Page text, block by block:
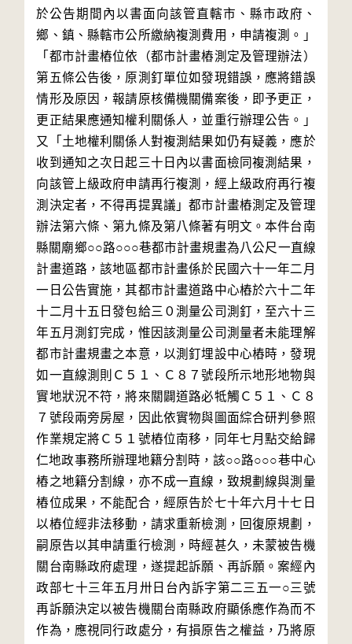
於公告期間內以書面向該管直轄市、縣市政府、
鄉、鎮、縣轄市公所繳納複測費用，申請複測。」
「都市計畫樁位依（都市計畫樁測定及管理辦法）
第五條公告後，原測釘單位如發現錯誤，應將錯誤
情形及原因，報請原核備機關備案後，即予更正，
更正結果應通知權利關係人，並重行辦理公告。」
又「土地權利關係人對複測結果如仍有疑義，應於
收到通知之次日起三十日內以書面檢同複測結果，
向該管上級政府申請再行複測，經上級政府再行複
測決定者，不得再提異議」都市計畫樁測定及管理
辦法第六條、第九條及第八條著有明文。本件台南
縣關廟鄉○○路○○○巷都市計畫規畫為八公尺一直線
計畫道路，該地區都市計畫係於民國六十一年二月
一日公告實施，其都市計畫道路中心樁於六十二年
十二月十五日發包給三０測量公司測釘，至六十三
年五月測釘完成，惟因該測量公司測量者未能理解
都市計畫規畫之本意，以測釘埋設中心樁時，發現
如一直線測則Ｃ５１、Ｃ８７號段所示地形地物與
實地狀況不符，將來關闢道路必牴觸Ｃ５１、Ｃ８
７號段兩旁房屋，因此依實物與圖面綜合研判參照
作業規定將Ｃ５１號樁位南移，同年七月點交給歸
仁地政事務所辦理地籍分割時，該○○路○○○巷中心
樁之地籍分割線，亦不成一直線，致規劃線與測量
樁位成果，不能配合，經原告於七十年六月十七日
以樁位經非法移動，請求重新檢測，回復原規劃，
嗣原告以其申請重行檢測，時經甚久，未蒙被告機
關台南縣政府處理，遂提起訴願、再訴願。案經內
政部七十三年五月卅日台內訴字第二三五一○三號
再訴願決定以被告機關台南縣政府顯係應作為而不
作為，應視同行政處分，有損原告之權益，乃將原